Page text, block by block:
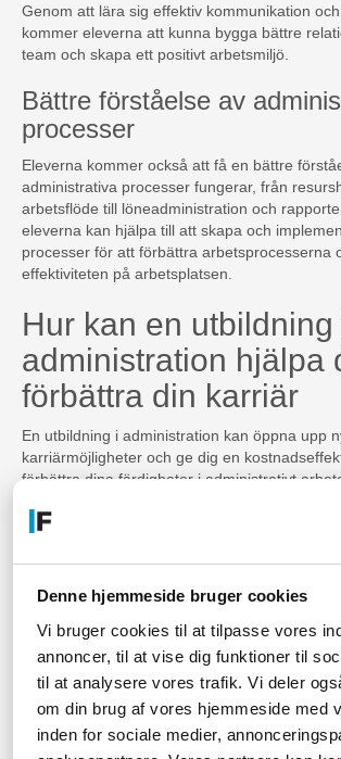
Denne hjemmeside bruger cookies
Vi bruger cookies til at tilpasse vores
annoncer, til at vise dig funktioner til
til at analysere vores trafik. Vi deler
om din brug af vores hjemmeside med
inden for sociale medier,
Genom att lära sig effektiv kommunikation
kommer eleverna att kunna bygga bättre
team och skapa ett positivt arbetsmiljö.
Bättre förståelse av
processer
Eleverna kommer också att få en bättre
administrativa processer fungerar, från
arbetsflöde till löneadministration och
eleverna kan hjälpa till att skapa och
processer för att förbättra arbetsprocesserna
effektiviteten på arbetsplatsen.
Hur kan en utbildning
administration hjälpa
förbättra din karriär
En utbildning i administration kan öppna upp
karriärmöjligheter och ge dig en
förbättra dina färdigheter i administrativt
förbättra din karriär:
Fortsatt personlig
Kurser i administrativt arbete ses ofta som en
personlig utveckling och förbättring. Att lära
och tekniker kan hjälpa dig att bli mer
öppna upp områden inom ditt yrke som du
tillgång till.
Bredda dina